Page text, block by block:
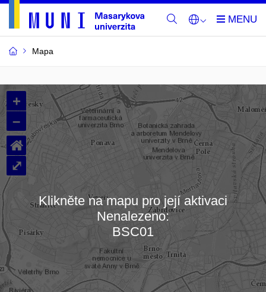
Mapa
Budovy
a
místnosti
MU
Načítám mapu…
+
–
⌂
⤢
Klikněte na mapu pro její aktivaci
Nenalezeno:
BSC01